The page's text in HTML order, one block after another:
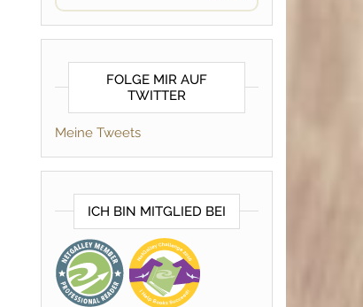
FOLGE MIR AUF
TWITTER
Meine Tweets
ICH BIN MITGLIED BEI